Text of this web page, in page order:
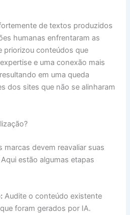
de textos produzidos
humanas enfrentaram as
priorizou conteúdos que
e uma conexão mais
em uma queda
dos sites que não se alinharam
marcas devem reavaliar suas
estão algumas etapas
Audite o conteúdo existente
foram gerados por IA.